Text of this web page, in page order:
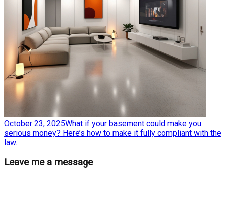
October 23, 2025What if your basement could make you
serious money? Here’s how to make it fully compliant with the
law.
Leave me a message